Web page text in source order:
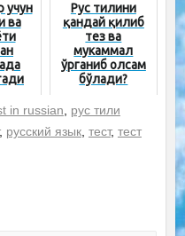
учун
ва
Рус тилини
қандай қилиб
тез ва
мукаммал
ўрганиб олсам
бўлади?
in russian, рус тили
русский язык, тест, тест